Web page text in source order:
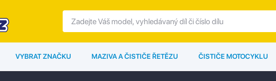
VYBRAT ZNAČKU MAZIVA A ČISTIČE ŘETĚZU ČISTIČE MOTOCYKLU